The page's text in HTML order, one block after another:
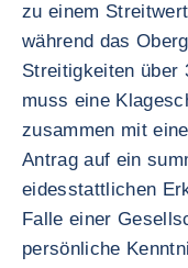
zu einem
während das
Streitigkeiten über
muss eine
zusammen mit
Antrag auf ein
eidesstattlichen
Falle einer
persönliche